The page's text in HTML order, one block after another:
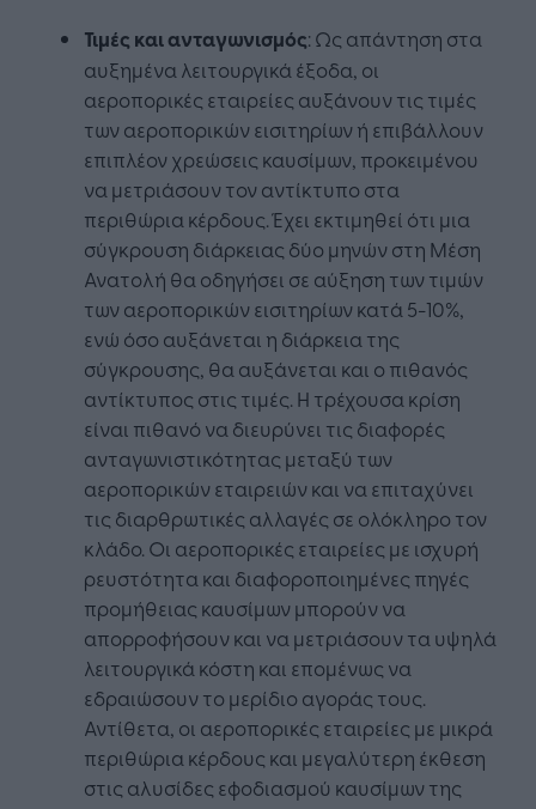
Τιμές και ανταγωνισμός: Ως απάντηση στα
αυξημένα λειτουργικά έξοδα, οι
αεροπορικές εταιρείες αυξάνουν τις τιμές
των αεροπορικών εισιτηρίων ή επιβάλλουν
επιπλέον χρεώσεις καυσίμων, προκειμένου
να μετριάσουν τον αντίκτυπο στα
περιθώρια κέρδους. Έχει εκτιμηθεί ότι μια
σύγκρουση διάρκειας δύο μηνών στη Μέση
Ανατολή θα οδηγήσει σε αύξηση των τιμών
των αεροπορικών εισιτηρίων κατά 5-10%,
ενώ όσο αυξάνεται η διάρκεια της
σύγκρουσης, θα αυξάνεται και ο πιθανός
αντίκτυπος στις τιμές. Η τρέχουσα κρίση
είναι πιθανό να διευρύνει τις διαφορές
ανταγωνιστικότητας μεταξύ των
αεροπορικών εταιρειών και να επιταχύνει
τις διαρθρωτικές αλλαγές σε ολόκληρο τον
κλάδο. Οι αεροπορικές εταιρείες με ισχυρή
ρευστότητα και διαφοροποιημένες πηγές
προμήθειας καυσίμων μπορούν να
απορροφήσουν και να μετριάσουν τα υψηλά
λειτουργικά κόστη και επομένως να
εδραιώσουν το μερίδιο αγοράς τους.
Αντίθετα, οι αεροπορικές εταιρείες με μικρά
περιθώρια κέρδους και μεγαλύτερη έκθεση
στις αλυσίδες εφοδιασμού καυσίμων της